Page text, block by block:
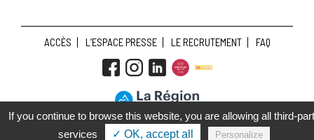
ACCÈS L’ESPACE PRESSE LE RECRUTEMENT FAQ
CONDITIONS GÉNÉRALES DE VENTE
MENTIONS LÉGALES
If you continue to browse this website, you are allowing all third-
services
✓ OK, accept all Personalize